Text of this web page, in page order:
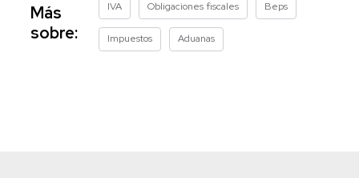
Más
sobre:
IVA Obligaciones fiscales Beps
Impuestos Aduanas